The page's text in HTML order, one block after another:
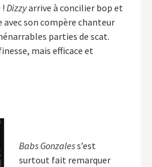
! Dizzyarrive à concilier bop et
avec son compère chanteur
parties de scat.
mais efficace et
Babs Gonzaless’est
surtout fait remarquer